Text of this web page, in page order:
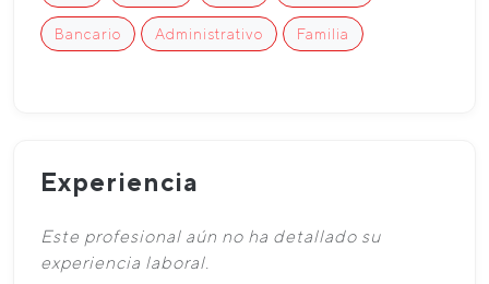
Bancario Administrativo Familia
Experiencia
Este profesional aún no ha detallado su
experiencia laboral.